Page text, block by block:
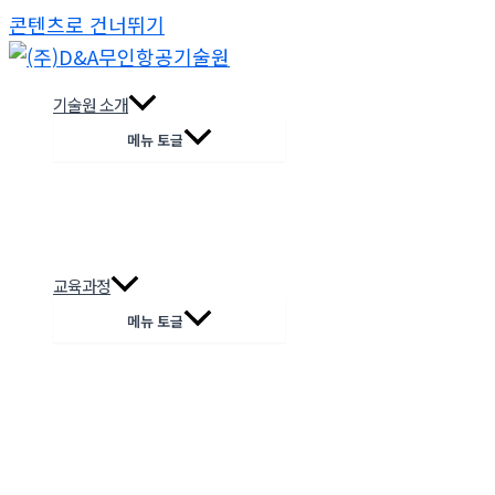
콘텐츠로 건너뛰기
기술원 소개
메뉴 토글
교육과정
메뉴 토글